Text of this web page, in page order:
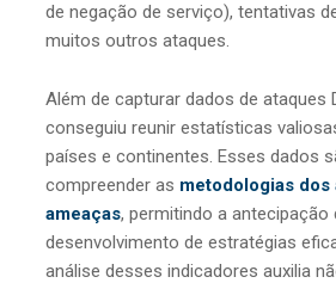
de negação de serviço), tentativas
muitos outros ataques.
Além de capturar dados de ataques
conseguiu reunir estatísticas
países e continentes. Esses dados
compreender as metodologias dos
ameaças, permitindo a antecipação
desenvolvimento de estratégias
análise desses indicadores auxilia